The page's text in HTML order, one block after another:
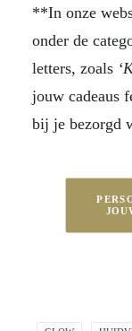
**In onze
onder de
letters, zoals
jouw cadeaus
bij je bezorgd